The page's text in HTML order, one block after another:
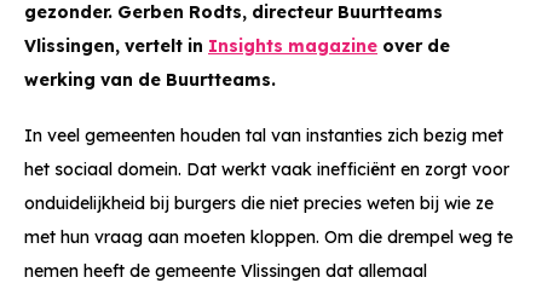
gezonder. Gerben Rodts, directeur Buurtteams
Vlissingen, vertelt in Insights magazine over de
werking van de Buurtteams.
In veel gemeenten houden tal van instanties zich bezig met
het sociaal domein. Dat werkt vaak inefficiënt en zorgt voor
onduidelijkheid bij burgers die niet precies weten bij wie ze
met hun vraag aan moeten kloppen. Om die drempel weg te
nemen heeft de gemeente Vlissingen dat allemaal